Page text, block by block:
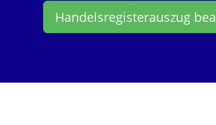
Handelsregisterauszug